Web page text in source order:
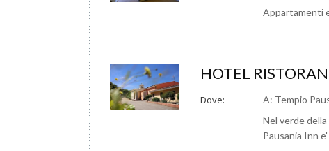
Appartamenti
HOTEL
Dove:
A: Tempio
Nel verde della
Pausania Inn